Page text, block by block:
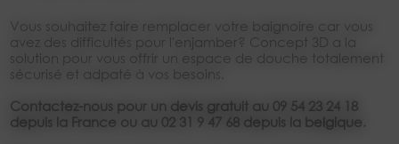
Vous souhaitez faire remplacer votre baignoire car vous
avez des difficultés pour l'enjamber? Concept 3D a la
solution pour vous offrir un espace de douche totalement
sécurisé et adpaté à vos besoins.
Contactez-nous pour un devis gratuit au 09 54 23 24 18
depuis la France ou au 02 31 9 47 68 depuis la belgique.